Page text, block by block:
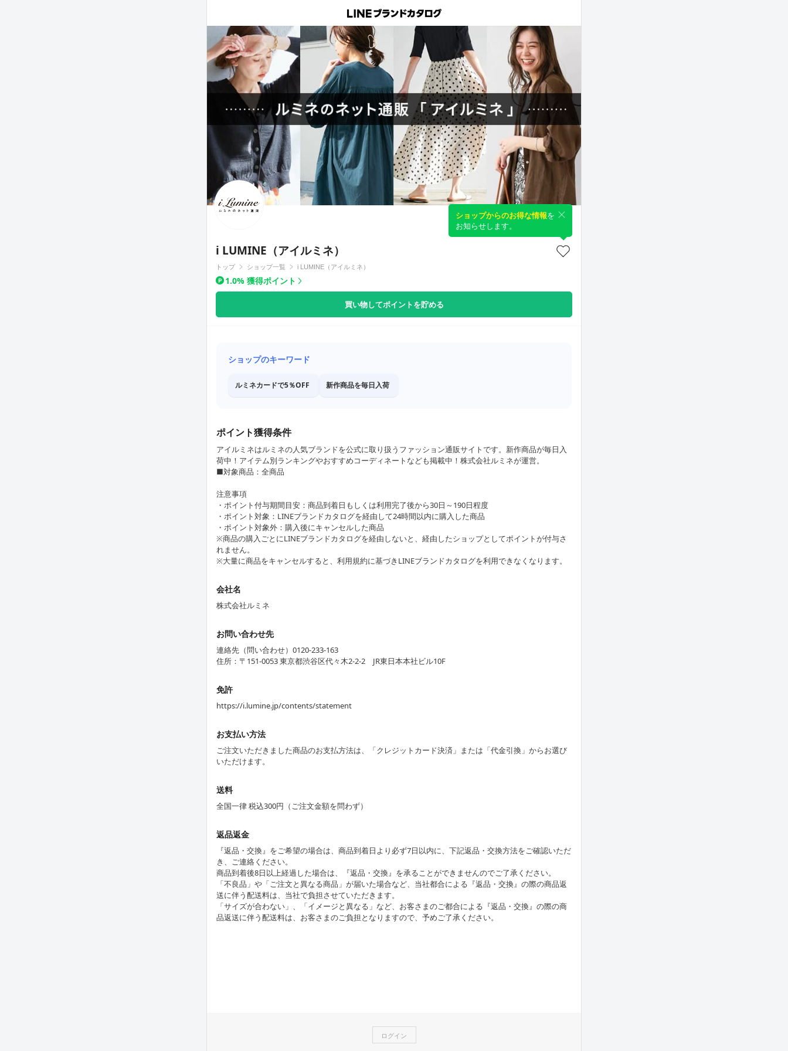
i LUMINE（アイルミネ）
ショップからのお得な情報を
お知らせします。
トップ ショップ一覧 i LUMINE（アイルミネ）
1.0% 獲得ポイント
買い物してポイントを貯める
ショップのキーワード
ルミネカードで5％OFF 新作商品を毎日入荷
ポイント獲得条件
アイルミネはルミネの人気ブランドを公式に取り扱うファッション通販サイトです。新作商品が毎日入
荷中！アイテム別ランキングやおすすめコーディネートなども掲載中！株式会社ルミネが運営。
■対象商品：全商品
注意事項
・ポイント付与期間目安：商品到着日もしくは利用完了後から30日～190日程度
・ポイント対象：LINEブランドカタログを経由して24時間以内に購入した商品
・ポイント対象外：購入後にキャンセルした商品
※商品の購入ごとにLINEブランドカタログを経由しないと、経由したショップとしてポイントが付与さ
れません。
※大量に商品をキャンセルすると、利用規約に基づきLINEブランドカタログを利用できなくなります。
会社名
株式会社ルミネ
お問い合わせ先
連絡先（問い合わせ）0120-233-163
住所：〒151-0053 東京都渋谷区代々木2-2-2 JR東日本本社ビル10F
免許
https://i.lumine.jp/contents/statement
お支払い方法
ご注文いただきました商品のお支払方法は、「クレジットカード決済」または「代金引換」からお選び
いただけます。
送料
全国一律 税込300円（ご注文金額を問わず）
返品返金
『返品・交換』をご希望の場合は、商品到着日より必ず7日以内に、下記返品・交換方法をご確認いただ
き、ご連絡ください。
商品到着後8日以上経過した場合は、『返品・交換』を承ることができませんのでご了承ください。
「不良品」や「ご注文と異なる商品」が届いた場合など、当社都合による『返品・交換』の際の商品返
送に伴う配送料は、当社で負担させていただきます。
「サイズが合わない」、「イメージと異なる」など、お客さまのご都合による『返品・交換』の際の商
品返送に伴う配送料は、お客さまのご負担となりますので、予めご了承ください。
ログイン